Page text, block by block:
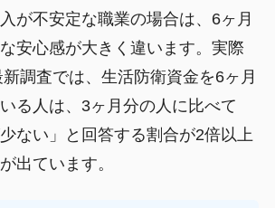
が不安定な職業の場合は、6ヶ月
安心感が大きく違います。実際
調査では、生活防衛資金を6ヶ月
る人は、3ヶ月分の人に比べて
少ない」と回答する割合が2倍以上
出ています。